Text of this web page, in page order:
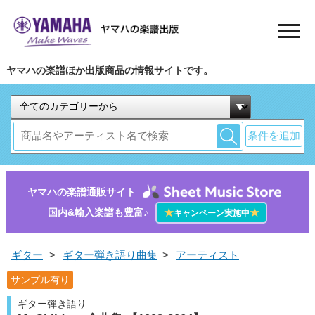
ヤマハの楽譜ほか出版商品の情報サイトです。
条件を追加
ヤマハの楽譜通販サイト
国内&輸入楽譜も豊富♪
★キャンペーン実施中★
ギター > ギター弾き語り曲集 > アーティスト
サンプル有り
ギター弾き語り